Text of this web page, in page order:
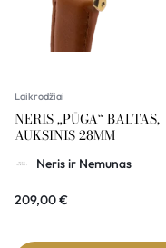
Laikrodžiai
NERIS „PŪGA“ BALTAS,
AUKSINIS 28MM
Neris ir Nemunas
209,00€